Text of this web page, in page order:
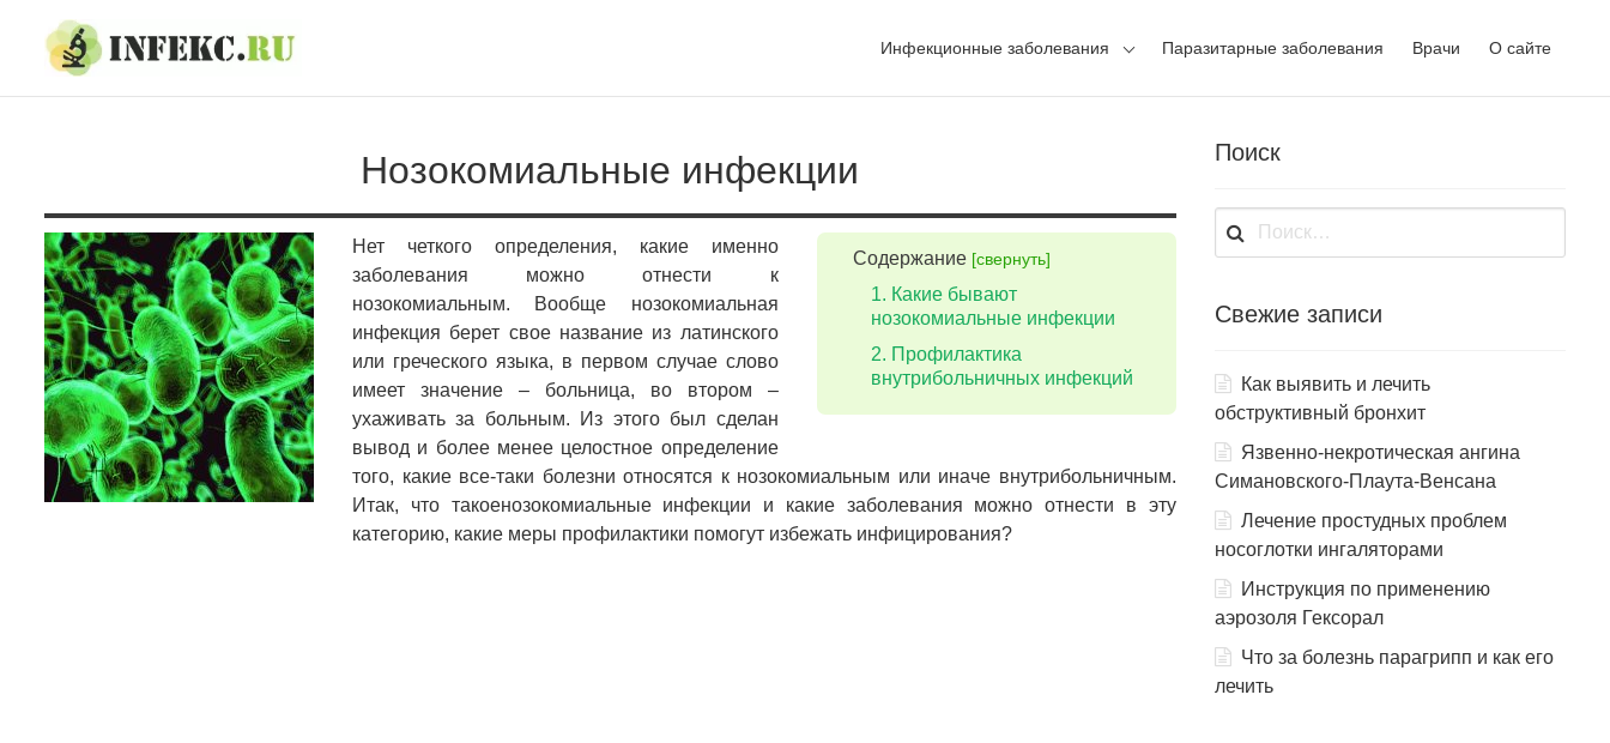
navigation
content
Инфекционные заболевания Паразитарные заболевания Врачи О сайте
Нозокомиальные инфекции
Содержание [свернуть]
Какие бывают
нозокомиальные инфекции
Профилактика
внутрибольничных инфекций
Нет четкого определения, какие именно
заболевания можно отнести к
нозокомиальным. Вообще нозокомиальная
инфекция берет свое название из латинского
или греческого языка, в первом случае слово
имеет значение – больница, во втором –
ухаживать за больным. Из этого был сделан
вывод и более менее целостное определение
того, какие все-таки болезни относятся к нозокомиальным или иначе внутрибольничным.
Итак, что такоенозокомиальные инфекции и какие заболевания можно отнести в эту
категорию, какие меры профилактики помогут избежать инфицирования?
Поиск
Найти:
Свежие записи
Как выявить и лечить
обструктивный бронхит
Язвенно-некротическая ангина
Симановского-Плаута-Венсана
Лечение простудных проблем
носоглотки ингаляторами
Инструкция по применению
аэрозоля Гексорал
Что за болезнь парагрипп и как его
лечить